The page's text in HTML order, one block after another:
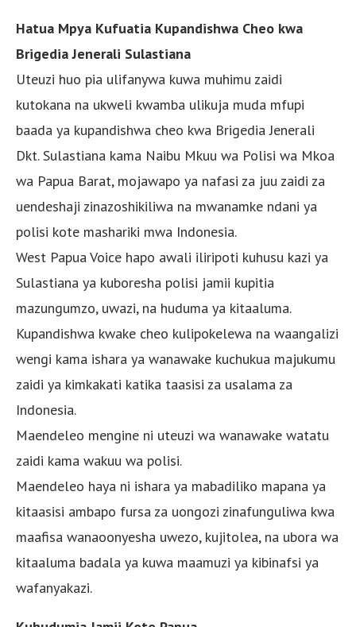
Hatua Mpya Kufuatia Kupandishwa Cheo kwa
Brigedia Jenerali Sulastiana
Uteuzi huo pia ulifanywa kuwa muhimu zaidi
kutokana na ukweli kwamba ulikuja muda mfupi
baada ya kupandishwa cheo kwa Brigedia Jenerali
Dkt. Sulastiana kama Naibu Mkuu wa Polisi wa Mkoa
wa Papua Barat, mojawapo ya nafasi za juu zaidi za
uendeshaji zinazoshikiliwa na mwanamke ndani ya
polisi kote mashariki mwa Indonesia.
West Papua Voice hapo awali iliripoti kuhusu kazi ya
Sulastiana ya kuboresha polisi jamii kupitia
mazungumzo, uwazi, na huduma ya kitaaluma.
Kupandishwa kwake cheo kulipokelewa na waangalizi
wengi kama ishara ya wanawake kuchukua majukumu
zaidi ya kimkakati katika taasisi za usalama za
Indonesia.
Maendeleo mengine ni uteuzi wa wanawake watatu
zaidi kama wakuu wa polisi.
Maendeleo haya ni ishara ya mabadiliko mapana ya
kitaasisi ambapo fursa za uongozi zinafunguliwa kwa
maafisa wanaoonyesha uwezo, kujitolea, na ubora wa
kitaaluma badala ya kuwa maamuzi ya kibinafsi ya
wafanyakazi.